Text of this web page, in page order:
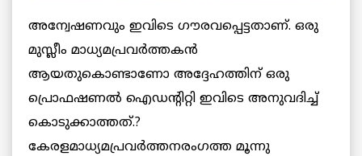
അന്വേഷണവും ഇവിടെ ഗൗരവപ്പെട്ടതാണ്. ഒരു
മുസ്ലീം മാധ്യമപ്രവര്‍ത്തകന്‍
ആയതുകൊണ്ടാണോ അദ്ദേഹത്തിന് ഒരു
പ്രൊഫഷണല്‍ ഐഡന്റിറ്റി ഇവിടെ അനുവദിച്ച്
കൊടുക്കാത്തത്.?
കേരളമാധ്യമപ്രവര്‍ത്തനരംഗത്ത മൂന്നു